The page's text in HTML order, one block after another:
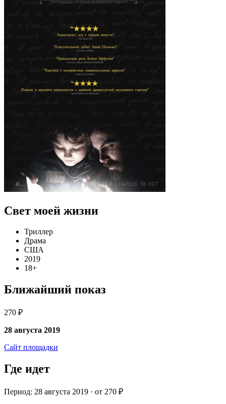
Свет моей жизни
Триллер
Драма
США
2019
18+
Ближайший показ
270 ₽
28 августа 2019
Сайт площадки
Где идет
Период: 28 августа 2019 · от 270 ₽